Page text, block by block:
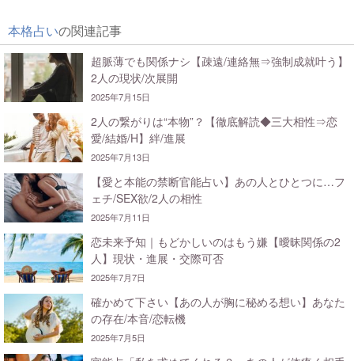
本格占いの関連記事
超脈薄でも関係ナシ【疎遠/連絡無⇒強制成就叶う】
2人の現状/次展開
2025年7月15日
2人の繋がりは“本物”？【徹底解読◆三大相性⇒恋
愛/結婚/H】絆/進展
2025年7月13日
【愛と本能の禁断官能占い】あの人とひとつに…フ
ェチ/SEX欲/2人の相性
2025年7月11日
恋未来予知｜もどかしいのはもう嫌【曖昧関係の2
人】現状・進展・交際可否
2025年7月7日
確かめて下さい【あの人が胸に秘める想い】あなた
の存在/本音/恋転機
2025年7月5日